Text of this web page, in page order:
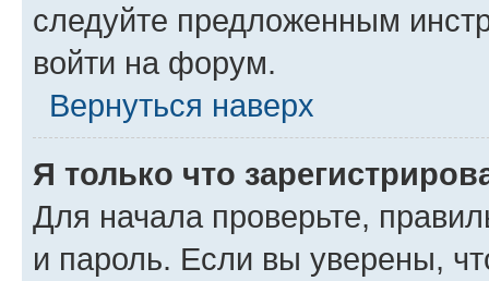
следуйте предложенным
войти на форум.
Вернуться наверх
Я только что
Для начала проверьте,
и пароль. Если вы уверены,